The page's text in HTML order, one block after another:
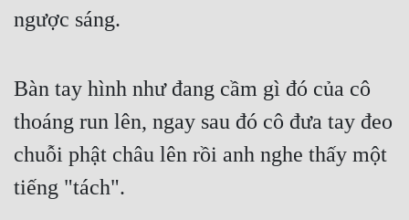
ngược sáng.
Bàn tay hình như đang cầm gì đó của cô
thoáng run lên, ngay sau đó cô đưa tay đeo
chuỗi phật châu lên rồi anh nghe thấy một
tiếng "tách".